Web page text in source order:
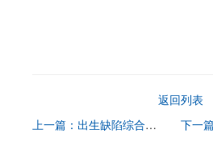
返回列表
上一篇：出生缺陷综合防冶能力提升项目管理培训班在成都成功召开